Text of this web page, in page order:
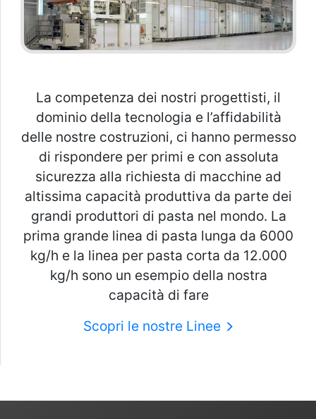
La competenza dei nostri progettisti, il
dominio della tecnologia e l’affidabilità
delle nostre costruzioni, ci hanno permesso
di rispondere per primi e con assoluta
sicurezza alla richiesta di macchine ad
altissima capacità produttiva da parte dei
grandi produttori di pasta nel mondo. La
prima grande linea di pasta lunga da 6000
kg/h e la linea per pasta corta da 12.000
kg/h sono un esempio della nostra
capacità di fare
Scopri le nostre Linee